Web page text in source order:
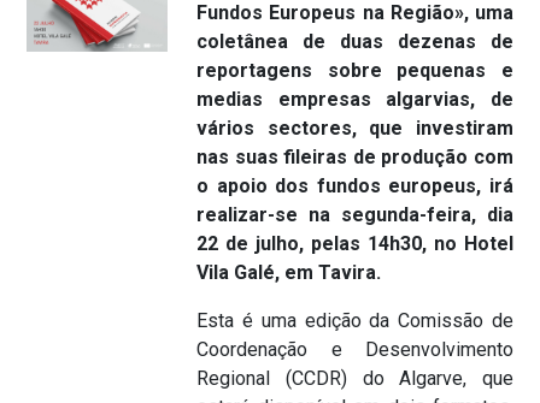
Fundos Europeus na Região», uma
coletânea de duas dezenas de
reportagens sobre pequenas e
medias empresas algarvias, de
vários sectores, que investiram
nas suas fileiras de produção com
o apoio dos fundos europeus, irá
realizar-se na segunda-feira, dia
22 de julho, pelas 14h30, no Hotel
Vila Galé, em Tavira.
Esta é uma edição da Comissão de
Coordenação e Desenvolvimento
Regional (CCDR) do Algarve, que